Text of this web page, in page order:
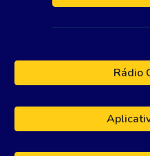
Rádio